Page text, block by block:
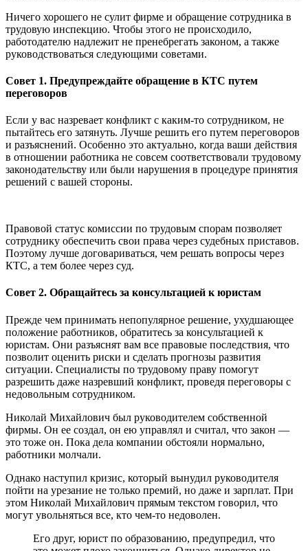
Ничего хорошего не сулит фирме и обращение сотрудника в
трудовую инспекцию. Чтобы этого не происходило,
работодателю надлежит не пренебрегать законом, а также
руководствоваться следующими советами.
Совет 1. Предупреждайте обращение в КТС путем
переговоров
Если у вас назревает конфликт с каким-то сотрудником, не
пытайтесь его затянуть. Лучше решить его путем переговоров
и разъяснений. Особенно это актуально, когда ваши действия
в отношении работника не совсем соответствовали трудовому
законодательству или были нарушения в процедуре принятия
решений с вашей стороны.
Правовой статус комиссии по трудовым спорам позволяет
сотруднику обеспечить свои права через судебных приставов.
Поэтому лучше договариваться, чем решать вопросы через
КТС, а тем более через суд.
Совет 2. Обращайтесь за консультацией к юристам
Прежде чем принимать непопулярное решение, ухудшающее
положение работников, обратитесь за консультацией к
юристам. Они разъяснят вам все правовые последствия, что
позволит оценить риски и сделать прогнозы развития
ситуации. Специалисты по трудовому праву помогут
разрешить даже назревший конфликт, проведя переговоры с
недовольным сотрудником.
Николай Михайлович был руководителем собственной
фирмы. Он ее создал, он ею управлял и считал, что закон —
это тоже он. Пока дела компании обстояли нормально,
работники молчали.
Однако наступил кризис, который вынудил руководителя
пойти на урезание не только премий, но даже и зарплат. При
этом Николай Михайлович прямым текстом говорил, что
могут увольняться все, кто чем-то недоволен.
Его друг, юрист по образованию, предупредил, что